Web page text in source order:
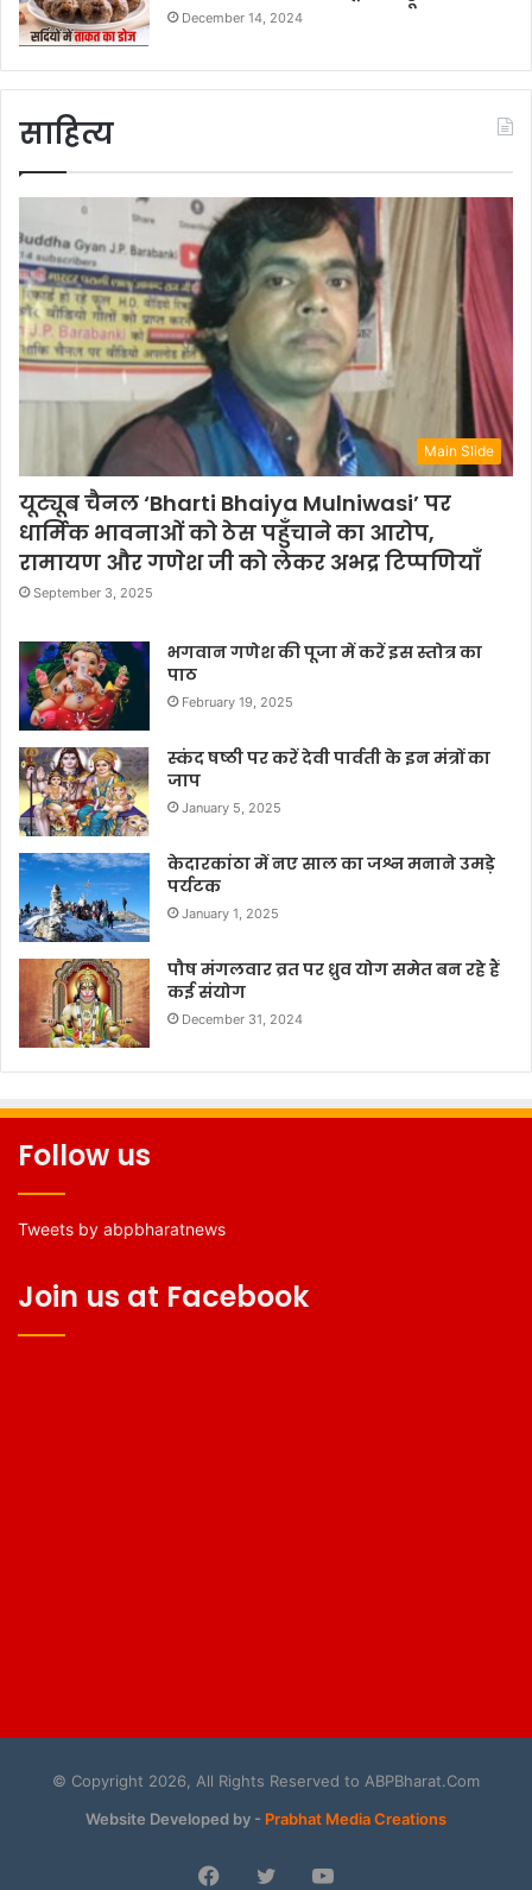
December 14, 2024
साहित्य
Main Slide
यूट्यूब चैनल ‘Bharti Bhaiya Mulniwasi’ पर
धार्मिक भावनाओं को ठेस पहुँचाने का आरोप,
रामायण और गणेश जी को लेकर अभद्र टिप्पणियाँ
September 3, 2025
भगवान गणेश की पूजा में करें इस स्तोत्र का
पाठ
February 19, 2025
स्कंद षष्ठी पर करें देवी पार्वती के इन मंत्रों का
जाप
January 5, 2025
केदारकांठा में नए साल का जश्न मनाने उमड़े
पर्यटक
January 1, 2025
पौष मंगलवार व्रत पर ध्रुव योग समेत बन रहे हैं
कई संयोग
December 31, 2024
Follow us
Tweets by abpbharatnews
Join us at Facebook
© Copyright 2026, All Rights Reserved to ABPBharat.Com
Website Developed by - Prabhat Media Creations
Facebook
TwitterYouTube